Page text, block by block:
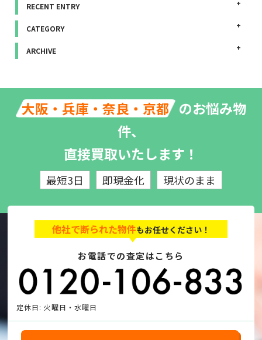
RECENT ENTRY
CATEGORY
ARCHIVE
大阪・兵庫・奈良・京都 のお悩み物
件、
直接買取いたします！
最短3日 即現金化 現状のまま
他社で断られた物件もお任せください！
お電話での査定はこちら
定休日: 火曜日・水曜日